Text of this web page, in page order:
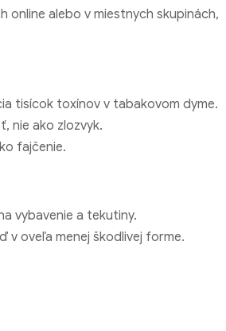
online alebo v miestnych skupinách,
tisícok toxínov v tabakovom dyme.
nie ako zlozvyk.
fajčenie.
vybavenie a tekutiny.
v oveľa menej škodlivej forme.